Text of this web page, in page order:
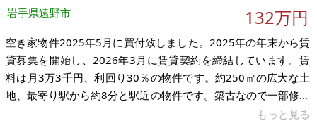
岩手県遠野市 132万円
空き家物件2025年5月に買付致しました。2025年の年末から賃
貸募集を開始し、2026年3月に賃貸契約を締結しています。賃
料は月3万3千円、利回り30％の物件です。約250㎡の広大な土
地、最寄り駅から約8分と駅近の物件です。築古なので一部修繕
をしています。この度、決算対応のために売却を希望していま
もっと見る